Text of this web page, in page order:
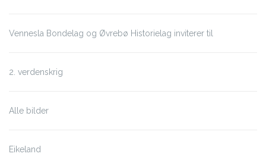
Vennesla Bondelag og Øvrebø Historielag inviterer til
2. verdenskrig
Alle bilder
Eikeland